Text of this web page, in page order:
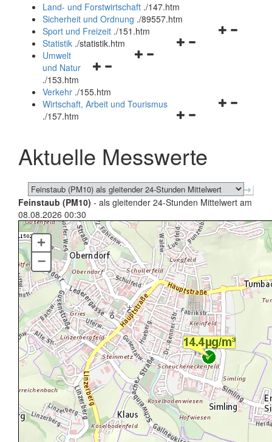
und
schließen
Land- und Forstwirtschaft ./147.htm
Sicherheit und Ordnung ./89557.htm
Navigationsmenü
Sport und Freizeit ./151.htm
Navigationsmenü
Statistik ./statistik.htm
Navigationsmenü
und
schließen
Umwelt
und Natur
./153.htm
Verkehr ./155.htm
Navigationsmenü
schließen
Wirtschaft, Arbeit und Tourismus
./157.htm
Aktuelle Messwerte
Feinstaub (PM10) - als gleitender 24-Stunden Mittelwert am
08.08.2026 00:30
+
–